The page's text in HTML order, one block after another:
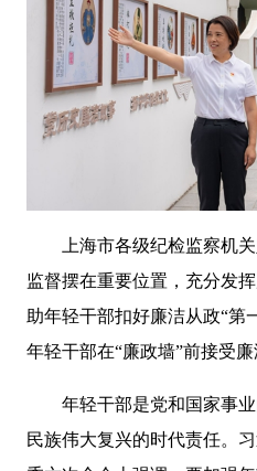
上海市各级纪检监察机
监督摆在重要位置，充分发
助年轻干部扣好廉洁从政“第
年轻干部在“廉政墙”前接受
年轻干部是党和国家事业
民族伟大复兴的时代责任。